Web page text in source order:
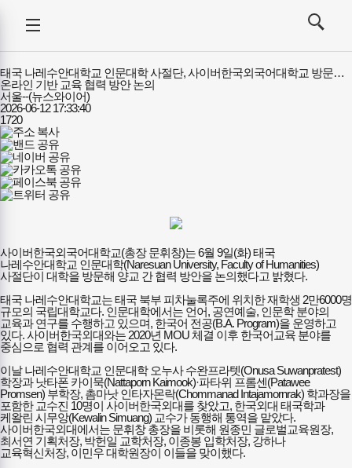
전체메뉴
열기/
검색
열기/
태국 나레수안대학교 인문대학 사절단, 사이버한국외국어대학교 방문…
온라인 기반 교육 협력 방안 논의
서울--(뉴스와이어)
2026-06-12 17:33:40
1720
사이버한국외국어대학교(총장 문휘창)는 6월 9일(화) 태국
나레수안대학교 인문대학(Naresuan University, Faculty of Humanities)
사절단이 대학을 방문해 양교 간 협력 방안을 논의했다고 밝혔다.
태국 나레수안대학교는 태국 북부 피차눌록주에 위치한 재학생 2만6000명
규모의 국립대학교다. 인문대학에서는 언어, 공연예술, 인문학 분야의
교육과 연구를 수행하고 있으며, 한국어 전공(B.A. Program)을 운영하고
있다. 사이버한국외대와는 2020년 MOU 체결 이후 한국어교육 분야를
중심으로 협력 관계를 이어오고 있다.
이날 나레수안대학교 인문대학 오누사 수완프라텟(Onusa Suwanpratest)
학장과 낫타폰 카이묵(Nattaporn Kaimook)·파타위 프롬센(Patawee
Promsen) 부학장, 촘마낫 인타자몬락(Chommanad Intajamornrak) 학과장을
포함한 교수진 10명이 사이버한국외대를 찾았고, 한국외대 태국학과
케왈린 시무앙(Kewalin Simuang) 교수가 동행해 통역을 맡았다.
사이버한국외대에서는 문휘창 총장을 비롯해 원종민 글로벌교육원장,
최서연 기획처장, 박헌일 교학처장, 이종봉 입학처장, 강하나
교육혁신처장, 이민우 대학원장이 이들을 맞이했다.